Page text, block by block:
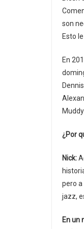
son
Esto
En
¿Por
Nick:
pero a
jazz,
En un